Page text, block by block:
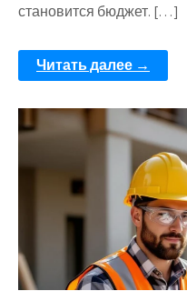
становится бюджет. […]
Читать далее →